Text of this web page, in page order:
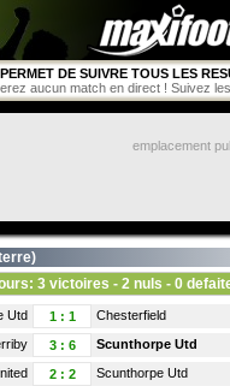
DE SUIVRE TOUS LES
aucun match en direct ! Suivez
emplacement
)
3 victoires - 2 nuls - 0
Utd 1: 1 Chesterfield
3: 6 Scunthorpe Utd
2: 2 Scunthorpe Utd